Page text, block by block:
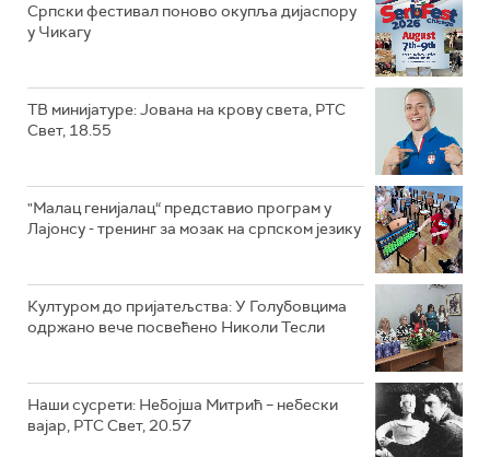
Српски фестивал поново окупља дијаспору
у Чикагу
ТВ минијатуре: Јована на крову света, РТС
Свет, 18.55
"Малац генијалац“ представио програм у
Лајонсу - тренинг за мозак на српском језику
Културом до пријатељства: У Голубовцима
одржано вече посвећено Николи Тесли
Наши сусрети: Небојша Митрић – небески
вајар, РТС Свет, 20.57